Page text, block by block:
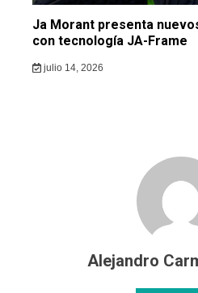
Ja Morant presenta
con tecnología JA-Frame
julio 14, 2026
Alejandro